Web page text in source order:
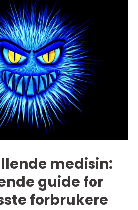
medisin:
guide for
forbrukere